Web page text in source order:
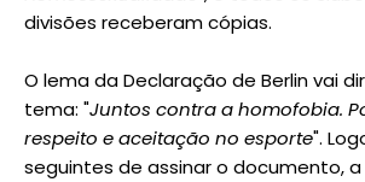
divisões receberam cópias.
O lema da Declaração de Berlin vai
tema: "Juntos contra a homofobia.
respeito e aceitação no esporte".
seguintes de assinar o documento, a